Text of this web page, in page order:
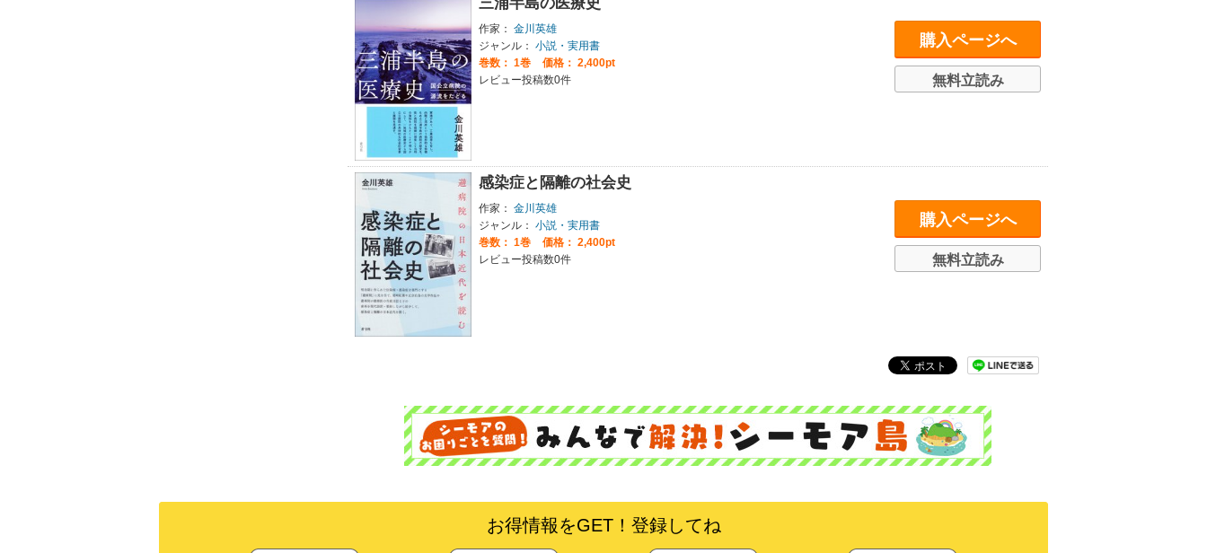
作家： 金川英雄
ジャンル： 小説・実用書
巻数： 1巻
価格： 2,400pt
レビュー投稿数0件
購入ページへ
無料立読み
感染症と隔離の社会史
作家： 金川英雄
ジャンル： 小説・実用書
巻数： 1巻
価格： 2,400pt
レビュー投稿数0件
購入ページへ
無料立読み
お得情報をGET！登録してね